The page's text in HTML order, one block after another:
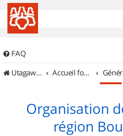
FAQ
UtagawaVTT (Randos VTT et VTTAE avec traces GPS)
Accueil forum
Organisation
région